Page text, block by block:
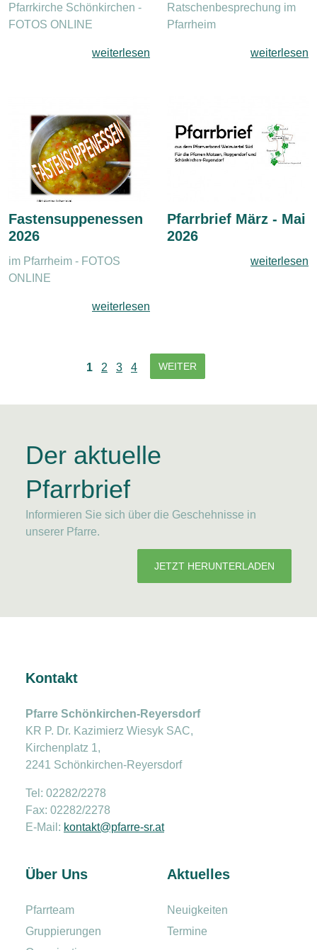
Pfarrkirche Schönkirchen -
FOTOS ONLINE
weiterlesen
Ratschenbesprechung im
Pfarrheim
weiterlesen
Fastensuppenessen
2026
im Pfarrheim - FOTOS
ONLINE
weiterlesen
Pfarrbrief März - Mai
2026
weiterlesen
1 2 3 4 WEITER
Der aktuelle
Pfarrbrief
Informieren Sie sich über die Geschehnisse in
unserer Pfarre.
JETZT HERUNTERLADEN
Kontakt
Pfarre Schönkirchen-Reyersdorf
KR P. Dr. Kazimierz Wiesyk SAC,
Kirchenplatz 1,
2241 Schönkirchen-Reyersdorf
Tel: 02282/2278
Fax: 02282/2278
E-Mail: kontakt@pfarre-sr.at
Über Uns
Pfarrteam
Gruppierungen
Aktuelles
Neuigkeiten
Termine